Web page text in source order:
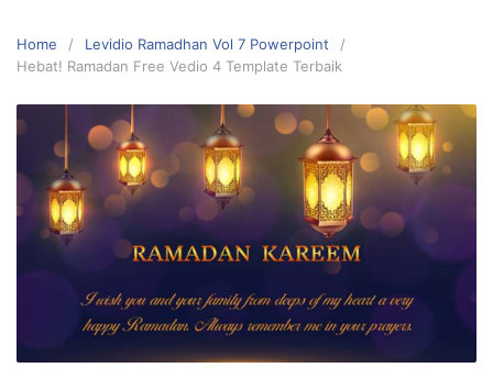
Home
Levidio Ramadhan Vol 7 Powerpoint
Hebat! Ramadan Free Vedio 4 Template Terbaik